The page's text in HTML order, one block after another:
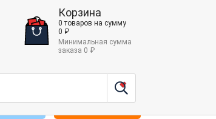
Корзина
0 товаров на сумму
0 ₽
Минимальная сумма
заказа 0 ₽